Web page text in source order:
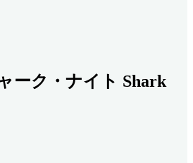
ーク・ナイト Shark